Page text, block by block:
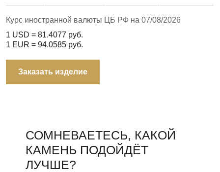
Курс иностранной валюты ЦБ РФ на 07/08/2026
1 USD = 81.4077 руб.
1 EUR = 94.0585 руб.
Заказать изделие
СОМНЕВАЕТЕСЬ, КАКОЙ
КАМЕНЬ ПОДОЙДЁТ
ЛУЧШЕ?